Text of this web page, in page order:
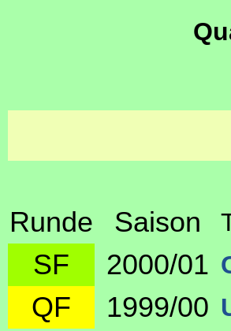
Runde Saison
SF 2000/01
QF 1999/00